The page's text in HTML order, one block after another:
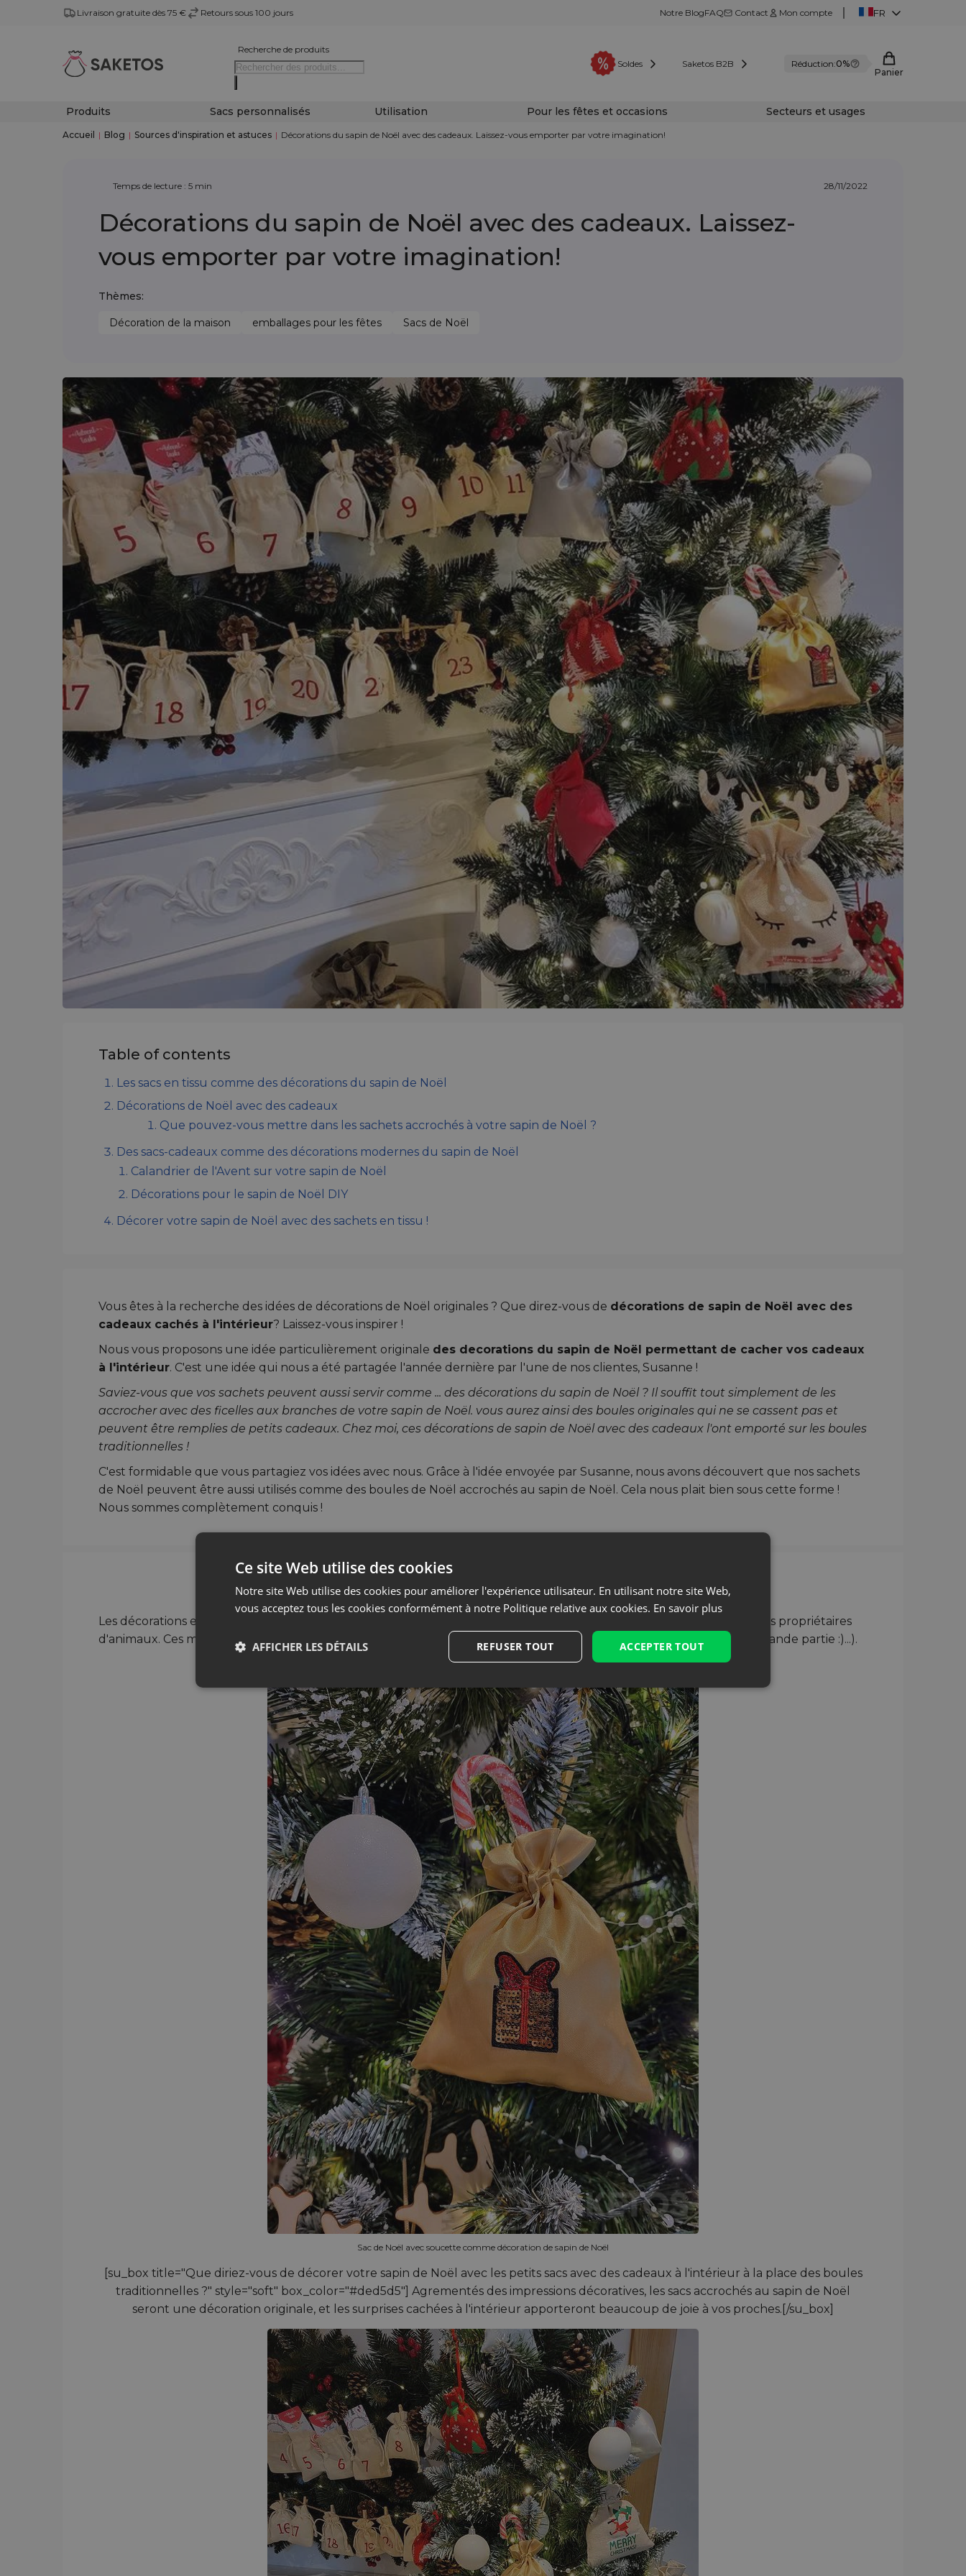
Livraison gratuite dès 75 € Retours sous 100 jours Notre BlogFAQ Contact Mon compte FR
Recherche de produits
Soldes
Saketos B2B Réduction:0%
Panier
Produits Sacs personnalisés Utilisation Pour les fêtes et occasions Secteurs et usages
Accueil | Blog | Sources d'inspiration et astuces | Décorations du sapin de Noël avec des cadeaux. Laissez-vous emporter par votre imagination!
Temps de lecture : 5 min 28/11/2022
Décorations du sapin de Noël avec des cadeaux. Laissez-
vous emporter par votre imagination!
Thèmes:
Décoration de la maison emballages pour les fêtes Sacs de Noël
Table of contents
Les sacs en tissu comme des décorations du sapin de Noël
Décorations de Noël avec des cadeaux
Que pouvez-vous mettre dans les sachets accrochés à votre sapin de Noël ?
Des sacs-cadeaux comme des décorations modernes du sapin de Noël
Calandrier de l'Avent sur votre sapin de Noël
Décorations pour le sapin de Noël DIY
Décorer votre sapin de Noël avec des sachets en tissu !
Vous êtes à la recherche des idées de décorations de Noël originales ? Que direz-vous de décorations de sapin de Noël avec des
cadeaux cachés à l'intérieur? Laissez-vous inspirer !
Nous vous proposons une idée particulièrement originale des decorations du sapin de Noël permettant de cacher vos cadeaux
à l'intérieur. C'est une idée qui nous a été partagée l'année dernière par l'une de nos clientes, Susanne !
Saviez-vous que vos sachets peuvent aussi servir comme ... des décorations du sapin de Noël ? Il souffit tout simplement de les
accrocher avec des ficelles aux branches de votre sapin de Noël. vous aurez ainsi des boules originales qui ne se cassent pas et
peuvent être remplies de petits cadeaux. Chez moi, ces décorations de sapin de Noël avec des cadeaux l'ont emporté sur les boules
traditionnelles !
C'est formidable que vous partagiez vos idées avec nous. Grâce à l'idée envoyée par Susanne, nous avons découvert que nos sachets
de Noël peuvent être aussi utilisés comme des boules de Noël accrochés au sapin de Noël. Cela nous plait bien sous cette forme !
Nous sommes complètement conquis !
Les sacs en tissu comme des décorations du sapin de Noël
Les décorations en tissu pour le sapin de Noël seront certainement appréciées par les parents de jeunes enfants et les propriétaires
d'animaux. Ces magnifiques décorations resisteront parfaitement aux joyeux jeux de décembre (en tout cas à une grande partie :)...).
Sac de Noël avec soucette comme décoration de sapin de Noël
[su_box title="Que diriez-vous de décorer votre sapin de Noël avec les petits sacs avec des cadeaux à l'intérieur à la place des boules
traditionnelles ?" style="soft" box_color="#ded5d5"] Agrementés des impressions décoratives, les sacs accrochés au sapin de Noël
seront une décoration originale, et les surprises cachées à l'intérieur apporteront beaucoup de joie à vos proches.[/su_box]
Ce site Web utilise des cookies
Notre site Web utilise des cookies pour améliorer l'expérience utilisateur. En utilisant notre site Web,
vous acceptez tous les cookies conformément à notre Politique relative aux cookies. En savoir plus
ACCEPTER TOUT
REFUSER TOUT
AFFICHER LES DÉTAILS